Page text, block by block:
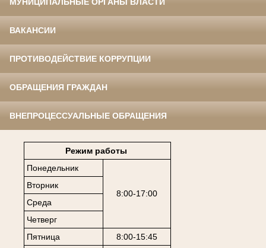
ВАКАНСИИ
ПРОТИВОДЕЙСТВИЕ КОРРУПЦИИ
ОБРАЩЕНИЯ ГРАЖДАН
ВНЕПРОЦЕССУАЛЬНЫЕ ОБРАЩЕНИЯ
Режим работы
Понедельник
8:00-17:00
Вторник
Среда
Четверг
Пятница
8:00-15:45